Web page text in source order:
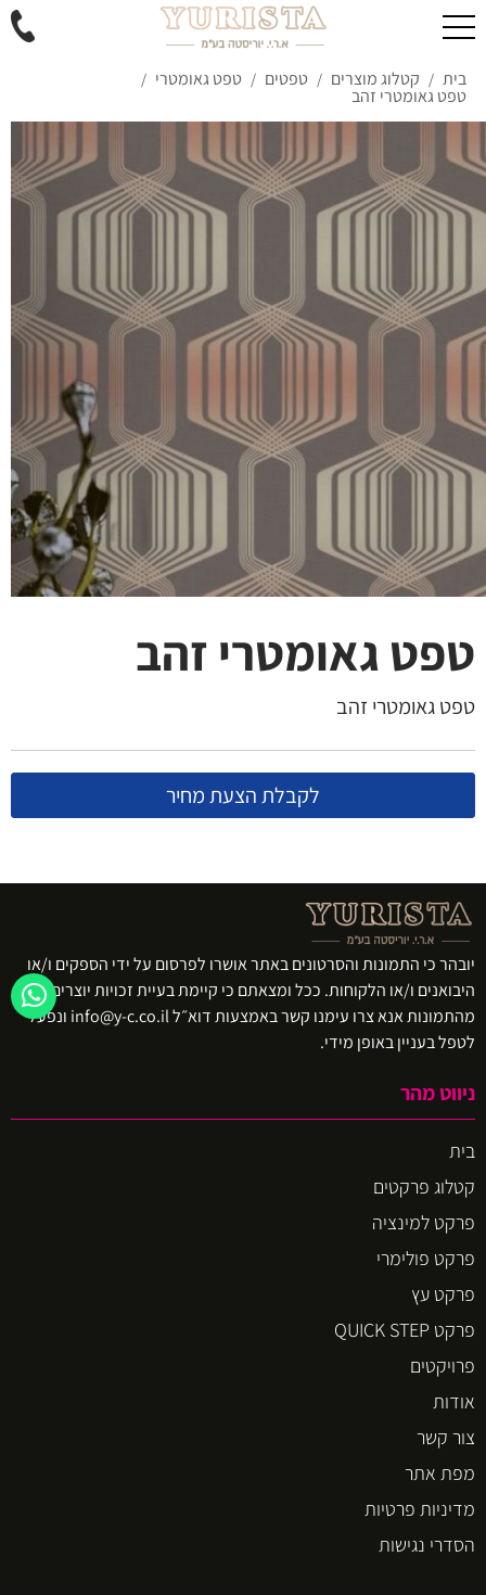
בית / קטלוג מוצרים / טפטים / טפט גאומטרי /
טפט גאומטרי זהב
טפט גאומטרי זהב
טפט גאומטרי זהב
לקבלת הצעת מחיר
יובהר כי התמונות והסרטונים באתר אושרו לפרסום על ידי הספקים ו/או
היבואנים ו/או הלקוחות. ככל ומצאתם כי קיימת בעיית זכויות יוצרים באיזו
מהתמונות אנא צרו עימנו קשר באמצעות דוא״ל info@y-c.co.il ונפעל
לטפל בעניין באופן מידי.
ניווט מהר
בית
קטלוג פרקטים
פרקט למינציה
פרקט פולימרי
פרקט עץ
פרקט QUICK STEP
פרויקטים
אודות
צור קשר
מפת אתר
מדיניות פרטיות
הסדרי נגישות